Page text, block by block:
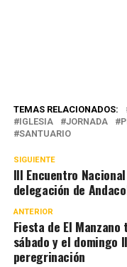
TEMAS RELACIONADOS:
IGLESIA
JORNADA
SANTUARIO
SIGUIENTE
III Encuentro
delegación de
ANTERIOR
Fiesta de El
sábado y el domingo
peregrinación